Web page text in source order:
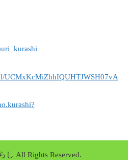
UCMxKcMiZhhIQUHTJWSH07vA
し All Rights Reserved.